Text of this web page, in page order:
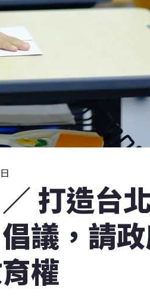
打造台
議，請
權